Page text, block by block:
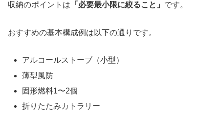
収納のポイントは 「必要最小限に絞ること」 です。
おすすめの基本構成例は以下の通りです。
アルコールストーブ（小型）
薄型風防
固形燃料1〜2個
折りたたみカトラリー